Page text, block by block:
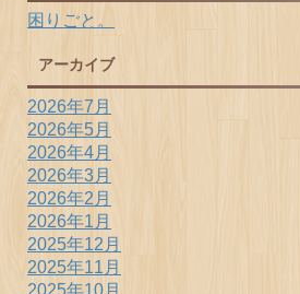
困りごと。
アーカイブ
2026年7月
2026年5月
2026年4月
2026年3月
2026年2月
2026年1月
2025年12月
2025年11月
2025年10月